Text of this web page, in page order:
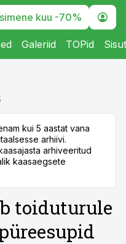
kuu -70%
Galeriid TOPid
kui 5 aastat vana
arhiivi.
arhiveeritud
kaasaegsete
toiduturule